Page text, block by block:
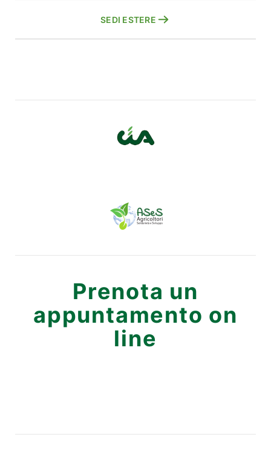
SEDI ESTERE
Prenota un
appuntamento on
line